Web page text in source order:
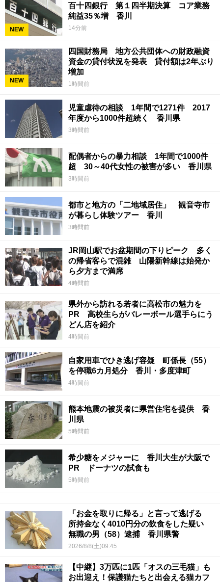
NEW
百十四銀行 第１四半期決算 コア業務
純益35％増 香川
14分前
NEW
四国財務局 地方公共団体への財政融資
資金の貸付状況を発表 貸付額は2年ぶり
増加
1時間前
児童虐待の相談 1年間で1271件 2017
年度から1000件超続く 香川県
3時間前
配偶者からの暴力相談 1年間で1000件
超 30～40代女性の被害が多い 香川県
3時間前
都市と地方の「二地域居住」 観音寺市
が暮らし体験ツアー 香川
3時間前
JR岡山駅でお盆期間の下りピーク 多く
の帰省客らで混雑 山陽新幹線は始発か
ら夕方まで満席
4時間前
県外から訪れる若者に高松市の魅力を
PR 高校生らがバレーボール選手らにう
どん店を紹介
4時間前
自家用車でひき逃げ容疑 町係長（55）
を停職6カ月処分 香川・多度津町
4時間前
熊本地震の被災者に県営住宅を提供 香
川県
5時間前
希少糖をメジャーに 香川大生が大阪で
PR ドーナツの試食も
5時間前
「お金を取りに帰る」と言って逃げる
所持金なく4010円分の飲食をした疑い
無職の男（58）逮捕 香川県警
2026/8/8(土)09:45
【中継】3万匹に1匹「オスの三毛猫」も
お出迎え！保護猫たちと出会える猫カフ